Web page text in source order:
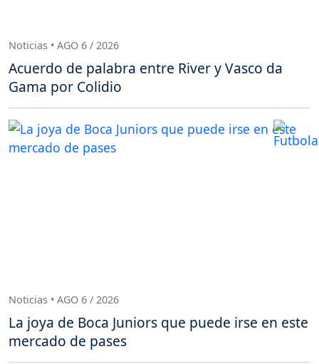
Noticias • AGO 6 / 2026
Acuerdo de palabra entre River y Vasco da
Gama por Colidio
Noticias • AGO 6 / 2026
La joya de Boca Juniors que puede irse en este
mercado de pases